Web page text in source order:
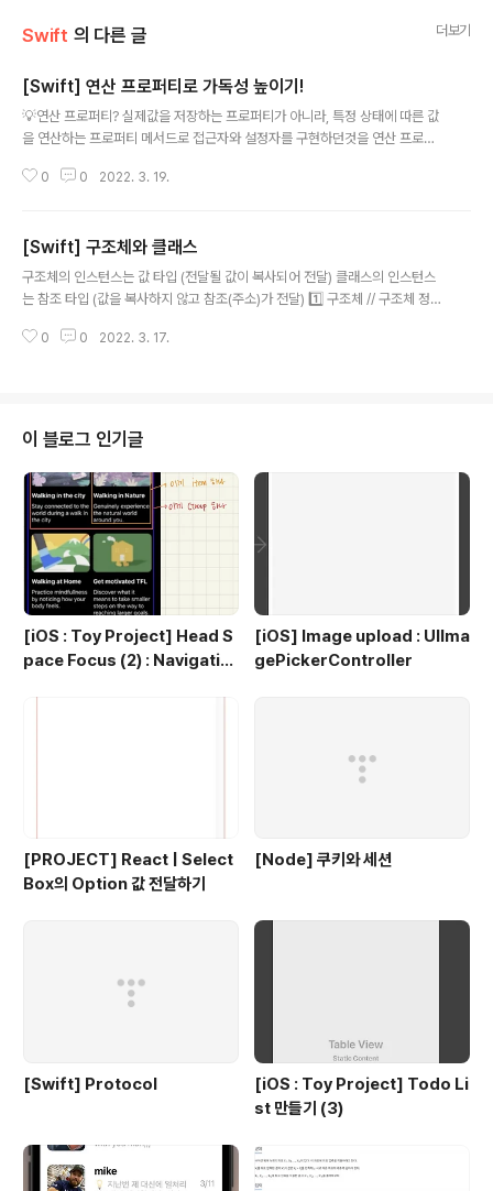
Swift 의 다른 글 더보기
[Swift] 연산 프로퍼티로 가독성 높이기!
💡연산 프로퍼티? 실제값을 저장하는 프로퍼티가 아니라, 특정 상태에 따른 값
을 연산하는 프로퍼티 메서드로 접근자와 설정자를 구현하던것을 연산 프로퍼
처럼 읽기 전용 상태로는 구현하기 쉽지만, 쓰기 전용 상태로는 구현할 수 없다
ordinatePoint{ // 연산 프로퍼티 // 접근자 get { return CoordinatePoin
t(x: -x, y: -y) } // 설정자 set(opposite){ x = -opposite...
0 0 2022. 3. 19.
[Swift] 구조체와 클래스
구조체의 인스턴스는 값 타입 (전달될 값이 복사되어 전달) 클래스의 인스턴스
는 참조 타입 (값을 복사하지 않고 참조(주소)가 전달) 1️⃣ 구조체 // 구조체 정의
스턴스의 생성 및 초기화 // 프로퍼티 이름(name, age)으로 자동 생성된 이니
경우 변경 불가 ➰스위프트..
0 0 2022. 3. 17.
이 블로그 인기글
[iOS : Toy Project] Head S
pace Focus (2) : Navigatio
[iOS] Image upload : UIIma
gePickerController
[PROJECT] React | Select
Box의 Option 값 전달하기
[Node] 쿠키와 세션
[Swift] Protocol
[iOS : Toy Project] Todo Li
st 만들기 (3)